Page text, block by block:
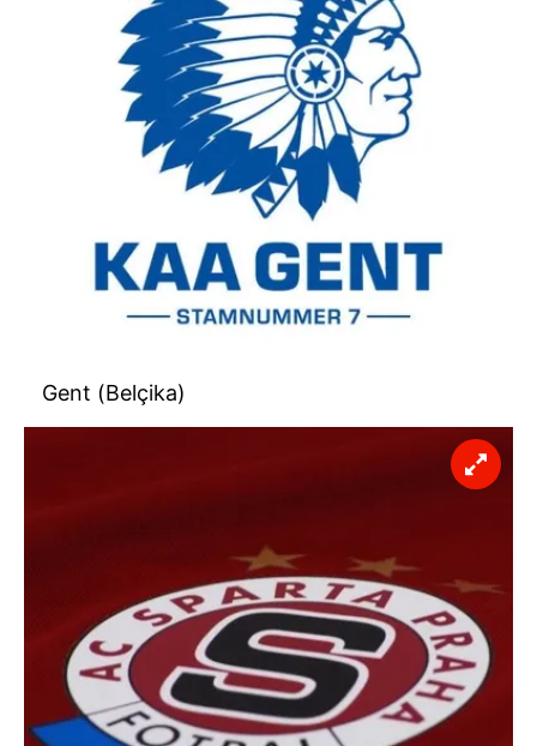
Sizlere daha iyi bir hizmet sunabilmek için İnternet
Sitemizde kendimize ve üçüncü kişilere ait çerezler
kullanılmaktadır. Bu çerezler vasıtasıyla çeşitli kişisel
verileriniz işlenmekte olup gerekli olan çerezler bilgi
toplumu hizmetlerinin sunulması amacıyla
kullanılmaktadır. Diğer çerezler, sitemizin daha işlevsel
kılınması ve kişiselleştirilmesi ve sizlere yönelik
sınırlı olarak açık rızanız dahilinde kullanılacaktır.
Çerezlere ilişkin tercihlerinizi aşağıda yer alan panel
için Ayarlar butonuna tıklayabilir,
Metnimizi
ziyaret edebilirsiniz.
6698 sayılı Kişisel Verilerin Korunması Kanunu uyarınca
hazırlanmış Aydınlatma Metnimizi okumak ve sitemizde
tıklayınız.
Gent (Belçika)